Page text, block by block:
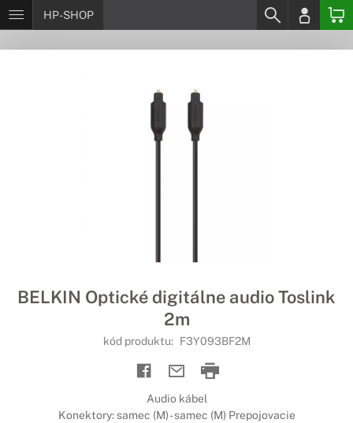
HP-SHOP
BELKIN Optické digitálne audio Toslink
2m
kód produktu: F3Y093BF2M
Audio kábel
Konektory: samec (M) - samec (M) Prepojovacie